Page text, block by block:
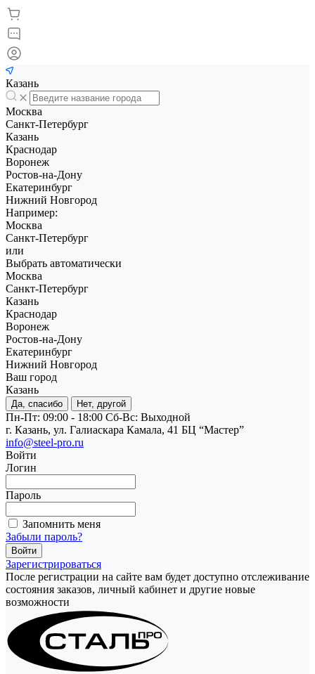
Казань
Москва
Санкт-Петербург
Казань
Краснодар
Воронеж
Ростов-на-Дону
Екатеринбург
Нижний Новгород
Например:
Москва
Санкт-Петербург
или
Выбрать автоматически
Москва
Санкт-Петербург
Казань
Краснодар
Воронеж
Ростов-на-Дону
Екатеринбург
Нижний Новгород
Ваш город
Казань
Да, спасибо Нет, другой
Пн-Пт: 09:00 - 18:00 Cб-Вс: Выходной
г. Казань, ул. Галиаскара Камала, 41 БЦ “Мастер”
info@steel-pro.ru
Войти
Логин
Пароль
Запомнить меня
Забыли пароль?
Зарегистрироваться
После регистрации на сайте вам будет доступно отслеживание
состояния заказов, личный кабинет и другие новые
возможности